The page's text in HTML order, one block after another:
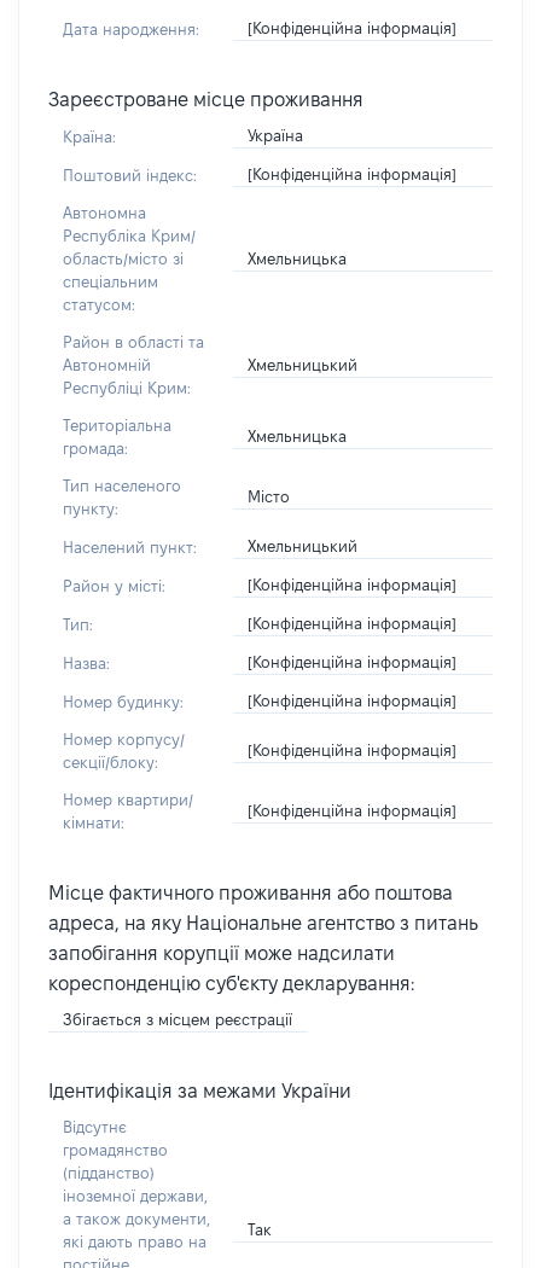
Дата народження: [Конфіденційна інформація]
Зареєстроване місце проживання
Країна: Україна
Поштовий індекс: [Конфіденційна інформація]
Автономна
Республіка Крим/
область/місто зі
спеціальним
статусом:
Хмельницька
Район в області та
Автономній
Республіці Крим:
Хмельницький
Територіальна
громада:
Хмельницька
Тип населеного
пункту:
Місто
Населений пункт: Хмельницький
Район у місті: [Конфіденційна інформація]
Тип: [Конфіденційна інформація]
Назва: [Конфіденційна інформація]
Номер будинку: [Конфіденційна інформація]
Номер корпусу/
секції/блоку:
[Конфіденційна інформація]
Номер квартири/
кімнати:
[Конфіденційна інформація]
Місце фактичного проживання або поштова
адреса, на яку Національне агентство з питань
запобігання корупції може надсилати
кореспонденцію суб'єкту декларування:
Збігається з місцем реєстрації
Ідентифікація за межами України
Відсутнє
громадянство
(підданство)
іноземної держави,
а також документи,
які дають право на
постійне
Так